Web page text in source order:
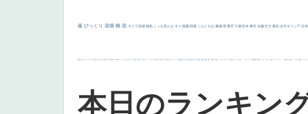
厳 びっくり 花畑 橋 花 カメラ目線 補色 こっち見んな キス 庭園 部屋 こんにちわ 素描 塔 青空 工場 巨木 青年 太陽 壮大 着衣 古代ギリシア 日
画質 last ヴィーナス 剣 白人少女 食事中 山本芳翠 麦 alciato ハーレム 女神 ローマ教皇 奥行き 火起こし シスター 東方の三博士 114514 かっこいい 受胎告知 天から覗き込む顔 設計図 挿絵 群衆 親子 裸婦 可愛い ピサロ ＃名画で学ぶ「たるみ」 ニーソックス 躍動感 黄色 こわい コート 畦道 レンブラント・ sekkusu 暖かい バブみ 靴下 ショッ
本日のランキン